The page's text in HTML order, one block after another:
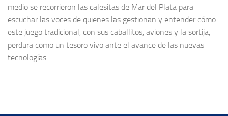
medio se recorrieron las calesitas de Mar del Plata para
escuchar las voces de quienes las gestionan y entender cómo
este juego tradicional, con sus caballitos, aviones y la sortija,
perdura como un tesoro vivo ante el avance de las nuevas
tecnologías.